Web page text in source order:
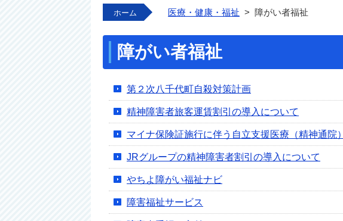
ホーム 医療・健康・福祉 > 障がい者福祉
障がい者福祉
第２次八千代町自殺対策計画
精神障害者旅客運賃割引の導入について
マイナ保険証施行に伴う自立支援医療（精神通院
JRグループの精神障害者割引の導入について
やちよ障がい福祉ナビ
障害福祉サービス